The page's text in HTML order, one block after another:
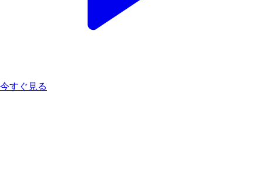
今すぐ見る